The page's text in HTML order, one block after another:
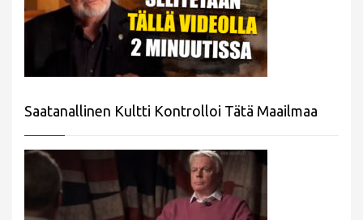
Saatanallinen Kultti Kontrolloi Tätä Maailmaa